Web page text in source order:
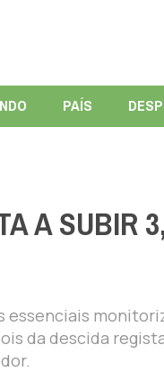
PAÍS
A SUBIR
da descida